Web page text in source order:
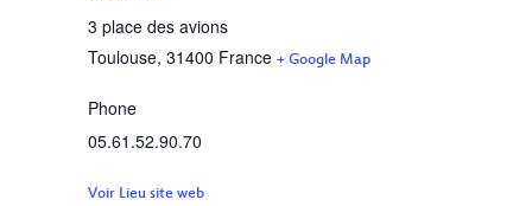
3 place des avions
Toulouse, 31400 France + Google Map
Phone
05.61.52.90.70
Voir Lieu site web